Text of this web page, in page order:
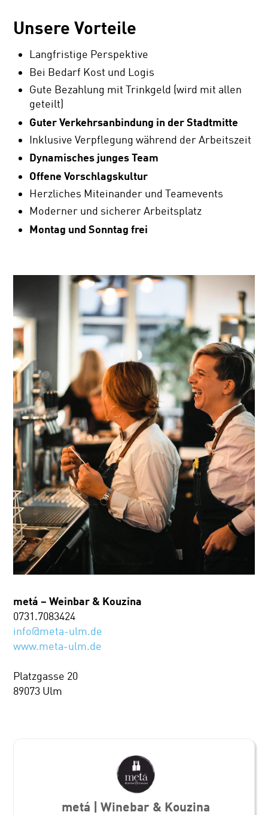
Unsere Vorteile
Langfristige Perspektive
Bei Bedarf Kost und Logis
Gute Bezahlung mit Trinkgeld (wird mit allen
geteilt)
Guter Verkehrsanbindung in der Stadtmitte
Inklusive Verpflegung während der Arbeitszeit
Dynamisches junges Team
Offene Vorschlagskultur
Herzliches Miteinander und Teamevents
Moderner und sicherer Arbeitsplatz
Montag und Sonntag frei
metá – Weinbar & Kouzina
0731.7083424
info@meta-ulm.de
www.meta-ulm.de
Platzgasse 20
89073 Ulm
metá | Winebar & Kouzina